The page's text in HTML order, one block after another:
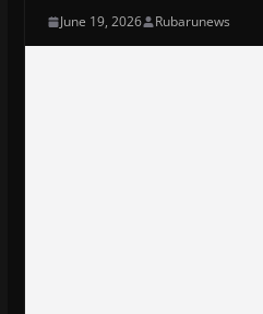
June 19, 2026 Rubarunews